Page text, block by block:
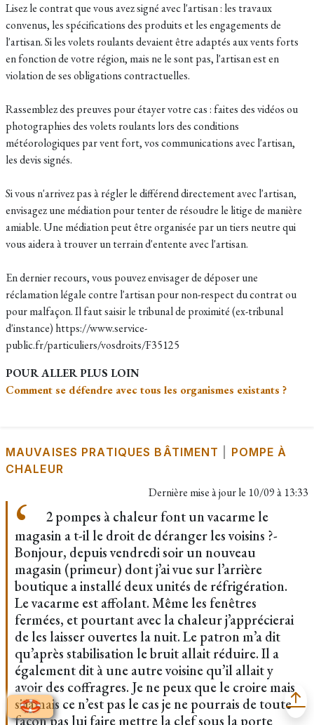
Lisez le contrat que vous avez signé avec l'artisan : les travaux
convenus, les spécifications des produits et les engagements de
l'artisan. Si les volets roulants devaient être adaptés aux vents forts
en fonction de votre région, mais ne le sont pas, l'artisan est en
violation de ses obligations contractuelles.
Rassemblez des preuves pour étayer votre cas : faites des vidéos ou
photographies des volets roulants lors des conditions
météorologiques par vent fort, vos communications avec l'artisan,
les devis signés.
Si vous n'arrivez pas à régler le différend directement avec l'artisan,
envisagez une médiation pour tenter de résoudre le litige de manière
amiable. Une médiation peut être organisée par un tiers neutre qui
vous aidera à trouver un terrain d'entente avec l'artisan.
En dernier recours, vous pouvez envisager de déposer une
réclamation légale contre l'artisan pour non-respect du contrat ou
pour malfaçon. Il faut saisir le tribunal de proximité (ex-tribunal
d'instance) https://www.service-
public.fr/particuliers/vosdroits/F35125
POUR ALLER PLUS LOIN
Comment se défendre avec tous les organismes existants ?
MAUVAISES PRATIQUES BÂTIMENT
POMPE À
CHALEUR
Dernière mise à jour le 10/09 à 13:33
2 pompes à chaleur font un vacarme le
magasin a t-il le droit de déranger les voisins ?-
Bonjour, depuis vendredi soir un nouveau
magasin (primeur) dont j’ai vue sur l’arrière
boutique a installé deux unités de réfrigération.
Le vacarme est affolant. Même les fenêtres
fermées, et pourtant avec la chaleur j’apprécierai
de les laisser ouvertes la nuit. Le patron m’a dit
qu’après stabilisation le bruit allait réduire. Il a
également dit à une autre voisine qu’il allait y
avoir des coffragres. Je ne peux que le croire mais
si jamais ce n’est pas le cas je ne pourrais de toute
façon pas lui faire mettre la clef sous la porte